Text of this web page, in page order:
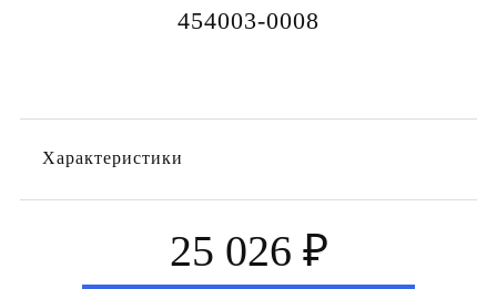
454003-0008
Характеристики
25 026 ₽